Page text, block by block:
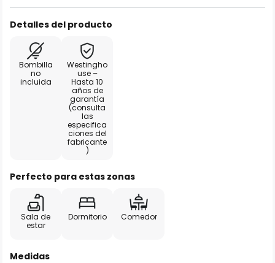
Detalles del producto
Bombilla
no
incluida
Westingho
use –
Hasta 10
años de
garantía
(consulta
las
especifica
ciones del
fabricante
)
Perfecto para estas zonas
Sala de
estar
Dormitorio Comedor
Medidas